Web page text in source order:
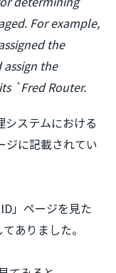
For example,
the
assign the
`Fred Router.
システムにおける
ジに記載されてい
」ページを見た
ありました。